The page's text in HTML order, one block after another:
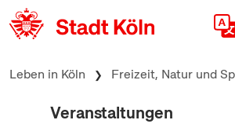
zum Inhalt springen
Leben in Köln Freizeit, Natur und
Veranstaltungen